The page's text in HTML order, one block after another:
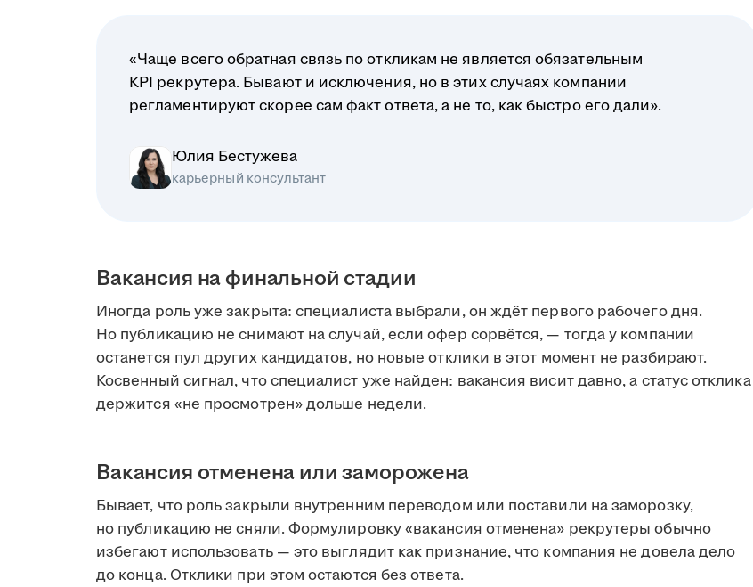
«Чаще всего обратная связь по откликам не является обязательным
KPI рекрутера. Бывают и исключения, но в этих случаях компании
регламентируют скорее сам факт ответа, а не то, как быстро его дали».
Юлия Бестужева
карьерный консультант
Вакансия на финальной стадии
Иногда роль уже закрыта: специалиста выбрали, он ждёт первого рабочего дня.
Но публикацию не снимают на случай, если офер сорвётся, — тогда у компании
останется пул других кандидатов, но новые отклики в этот момент не разбирают.
Косвенный сигнал, что специалист уже найден: вакансия висит давно, а статус отклика
держится «не просмотрен» дольше недели.
Вакансия отменена или заморожена
Бывает, что роль закрыли внутренним переводом или поставили на заморозку,
но публикацию не сняли. Формулировку «вакансия отменена» рекрутеры обычно
избегают использовать — это выглядит как признание, что компания не довела дело
до конца. Отклики при этом остаются без ответа.